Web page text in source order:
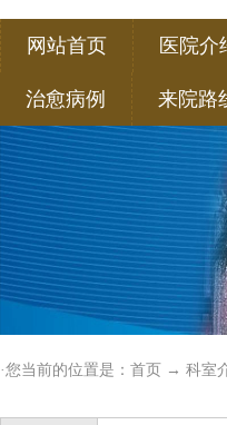
网站首页 医院介
治愈病例 来院路
·您当前的位置是： 首页 → 科室